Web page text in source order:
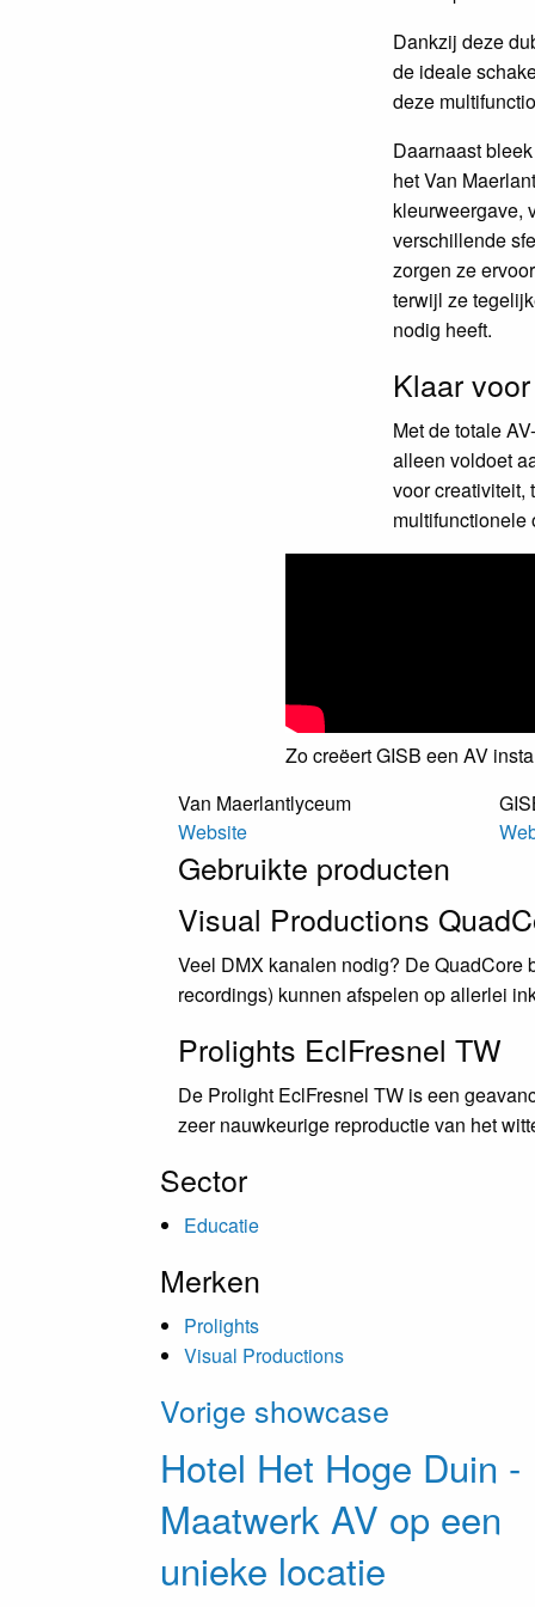
Dankzij deze
de ideale
deze
Daarnaast
het Van
kleurweergave,
verschillende
zorgen ze
terwijl ze
nodig heeft.
Klaar
Met de totale
alleen voldoet
voor creativiteit,
multifunctionele
Zo creëert GISB een AV
Van Maerlantlyceum
Website
Gebruikte producten
Visual Productions
Veel DMX kanalen nodig? De QuadCore
recordings) kunnen afspelen op allerlei
Prolights EclFresnel TW
De Prolight EclFresnel TW is een
zeer nauwkeurige reproductie van het
Sector
Educatie
Merken
Prolights
Visual Productions
Vorige showcase
Hotel Het Hoge Duin -
Maatwerk AV op een
unieke locatie